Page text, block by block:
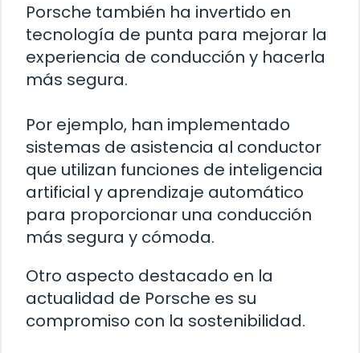
Porsche también ha invertido en
tecnología de punta para mejorar la
experiencia de conducción y hacerla
más segura.
Por ejemplo, han implementado
sistemas de asistencia al conductor
que utilizan funciones de inteligencia
artificial y aprendizaje automático
para proporcionar una conducción
más segura y cómoda.
Otro aspecto destacado en la
actualidad de Porsche es su
compromiso con la sostenibilidad.